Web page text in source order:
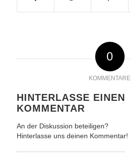
0
KOMMENTARE
HINTERLASSE EINEN
KOMMENTAR
An der Diskussion beteiligen?
Hinterlasse uns deinen Kommentar!